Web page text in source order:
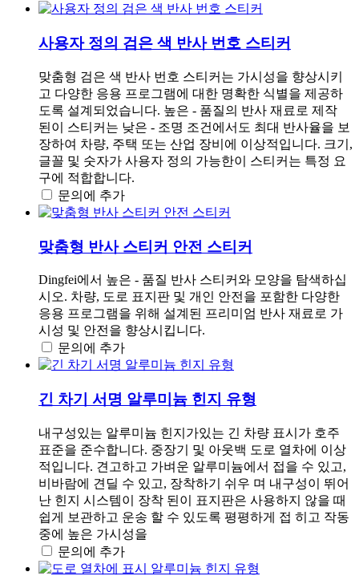
사용자 정의 검은 색 반사 번호 스티커
맞춤형 검은 색 반사 번호 스티커는 가시성을 향상시키
고 다양한 응용 프로그램에 대한 명확한 식별을 제공하
도록 설계되었습니다. 높은 - 품질의 반사 재료로 제작
된이 스티커는 낮은 - 조명 조건에서도 최대 반사율을 보
장하여 차량, 주택 또는 산업 장비에 이상적입니다. 크기,
글꼴 및 숫자가 사용자 정의 가능한이 스티커는 특정 요
구에 적합합니다.
문의에 추가
맞춤형 반사 스티커 안전 스티커
Dingfei에서 높은 - 품질 반사 스티커와 모양을 탐색하십
시오. 차량, 도로 표지판 및 개인 안전을 포함한 다양한
응용 프로그램을 위해 설계된 프리미엄 반사 재료로 가
시성 및 안전을 향상시킵니다.
문의에 추가
긴 차기 서명 알루미늄 힌지 유형
내구성있는 알루미늄 힌지가있는 긴 차량 표시가 호주
표준을 준수합니다. 중장기 및 아웃백 도로 열차에 이상
적입니다. 견고하고 가벼운 알루미늄에서 접을 수 있고,
비바람에 견딜 수 있고, 장착하기 쉬우 며 내구성이 뛰어
난 힌지 시스템이 장착 된이 표지판은 사용하지 않을 때
쉽게 보관하고 운송 할 수 있도록 평평하게 접 히고 작동
중에 높은 가시성을
문의에 추가